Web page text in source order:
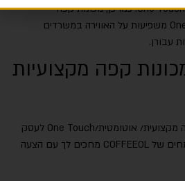
הפעלה משוכללת בטכנולוגיית One Touch. כמו כן, מכונות קפה
מקצועיות/אוטומטיות/One Touch משפיעות על האווירה במשרדים
עבורן.
קפה מקצועיות
אם תמיד חלמת על מכונת קפה מקצועית/ אוטומטית/One Touch לעסק
אבל לא ידעת למי לפנות, המומחים של COFFEEOL מחכים לך עם הצעה